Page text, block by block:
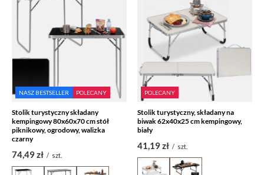
NASZ BESTSELLER POLECANY
Stolik turystyczny składany
kempingowy 80x60x70 cm stół
piknikowy, ogrodowy, walizka
czarny
74,49 zł / szt.
POLECANY
Stolik turystyczny, składany na
biwak 62x40x25 cm kempingowy,
biały
41,19 zł / szt.